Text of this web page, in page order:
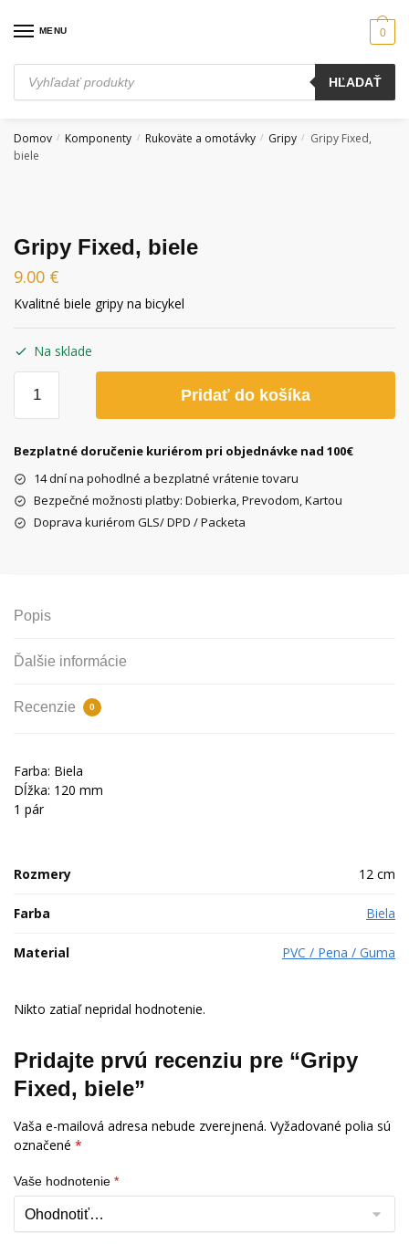
MENU
Products
search
HĽADAŤ
0
Domov / Komponenty / Rukoväte a omotávky / Gripy /
Gripy Fixed,
biele
Gripy Fixed, biele
9.00 €
Kvalitné biele gripy na bicykel
Na sklade
Gripy
biele
Pridať do košíka
Bezplatné doručenie kuriérom pri objednávke nad 100€
14 dní na pohodlné a bezplatné vrátenie tovaru
Bezpečné možnosti platby: Dobierka, Prevodom, Kartou
Doprava kuriérom GLS/ DPD / Packeta
Popis
Ďalšie informácie
Recenzie 0
Farba: Biela
Dĺžka: 120 mm
1 pár
Rozmery 12 cm
Farba Biela
Material PVC / Pena / Guma
Nikto zatiaľ nepridal hodnotenie.
Pridajte prvú recenziu pre “Gripy
Fixed, biele”
Vaša e-mailová adresa nebude zverejnená. Vyžadované polia sú
označené *
Vaše hodnotenie *